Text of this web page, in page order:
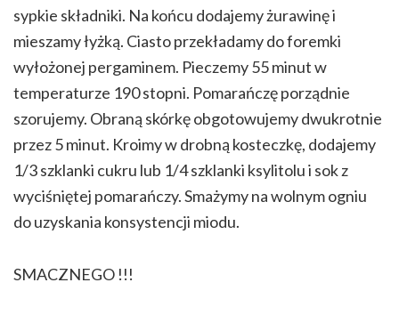
sypkie składniki. Na końcu dodajemy żurawinę i
mieszamy łyżką. Ciasto przekładamy do foremki
wyłożonej pergaminem. Pieczemy 55 minut w
temperaturze 190 stopni. Pomarańczę porządnie
szorujemy. Obraną skórkę obgotowujemy dwukrotnie
przez 5 minut. Kroimy w drobną kosteczkę, dodajemy
1/3 szklanki cukru lub 1/4 szklanki ksylitolu i sok z
wyciśniętej pomarańczy. Smażymy na wolnym ogniu
do uzyskania konsystencji miodu.
SMACZNEGO !!!